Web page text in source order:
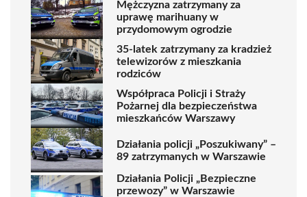
Mężczyzna zatrzymany za
uprawę marihuany w
przydomowym ogrodzie
35-latek zatrzymany za kradzież
telewizorów z mieszkania
rodziców
Współpraca Policji i Straży
Pożarnej dla bezpieczeństwa
mieszkańców Warszawy
Działania policji „Poszukiwany” –
89 zatrzymanych w Warszawie
Działania Policji „Bezpieczne
przewozy” w Warszawie